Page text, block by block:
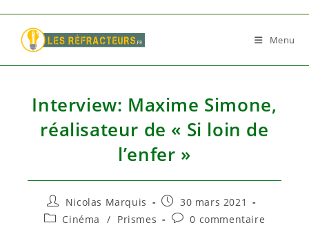
content
Menu
Interview: Maxime Simone,
réalisateur de « Si loin de
l’enfer »
Auteur/autrice
de
la
Nicolas Marquis
Publication
publiée :
30 mars 2021
PostCinéma / Prismes
Commentaires
0 commentaire